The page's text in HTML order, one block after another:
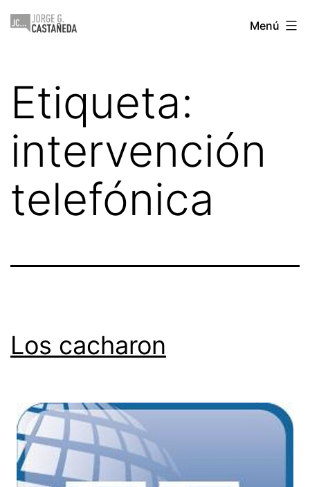
Saltar
Jorge
Menú
Etiqueta:
intervención
telefónica
Los cacharon